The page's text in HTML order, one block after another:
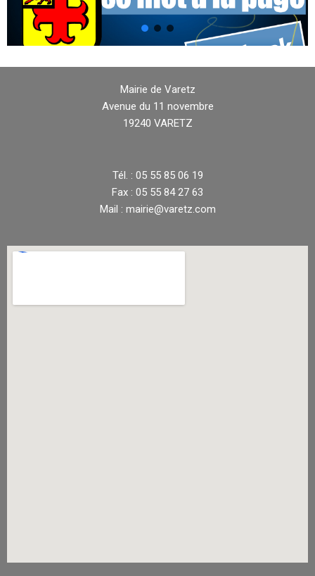
Mairie de Varetz
Avenue du 11 novembre
19240 VARETZ
Tél. : 05 55 85 06 19
Fax : 05 55 84 27 63
Mail : mairie@varetz.com